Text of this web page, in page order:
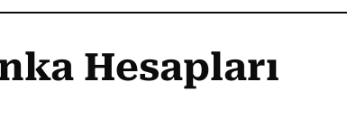
Hesapları